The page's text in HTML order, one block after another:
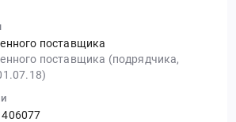
поставщика
поставщика (подрядчика,